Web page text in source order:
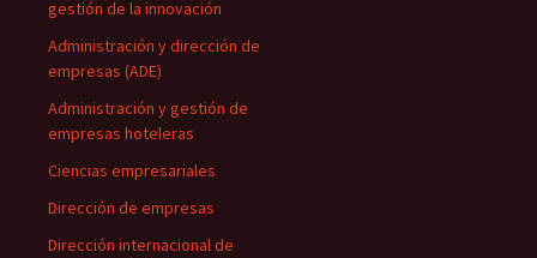
gestión de la innovación
Administración y dirección de
empresas (ADE)
Administración y gestión de
empresas hoteleras
Ciencias empresariales
Dirección de empresas
Dirección internacional de